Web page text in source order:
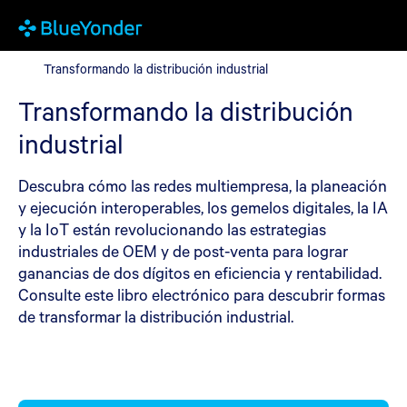
Transformando la distribución industrial
Transformando la distribución industrial
Transformando la distribución
industrial
Descubra cómo las redes multiempresa, la planeación
y ejecución interoperables, los gemelos digitales, la IA
y la IoT están revolucionando las estrategias
industriales de OEM y de post-venta para lograr
ganancias de dos dígitos en eficiencia y rentabilidad.
Consulte este libro electrónico para descubrir formas
de transformar la distribución industrial.